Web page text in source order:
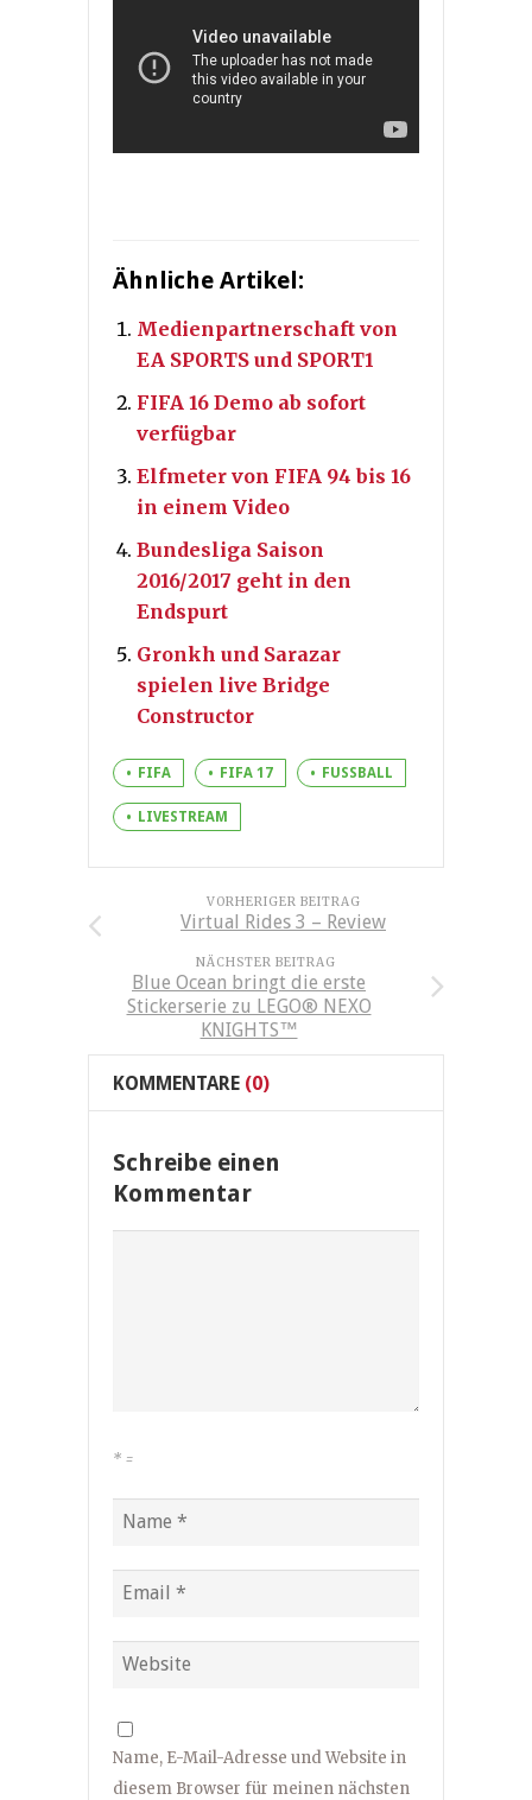
Ähnliche Artikel:
Medienpartnerschaft von
EA SPORTS und SPORT1
FIFA 16 Demo ab sofort
verfügbar
Elfmeter von FIFA 94 bis 16
in einem Video
Bundesliga Saison
2016/2017 geht in den
Endspurt
Gronkh und Sarazar
spielen live Bridge
Constructor
FIFA FIFA 17 FUSSBALL
LIVESTREAM
VORHERIGER BEITRAG
Virtual Rides 3 – Review
NÄCHSTER BEITRAG
Blue Ocean bringt die erste
Stickerserie zu LEGO® NEXO
KNIGHTS™
KOMMENTARE (0)
Schreibe einen
Kommentar
* =
Name, E-Mail-Adresse und Website in
diesem Browser für meinen nächsten